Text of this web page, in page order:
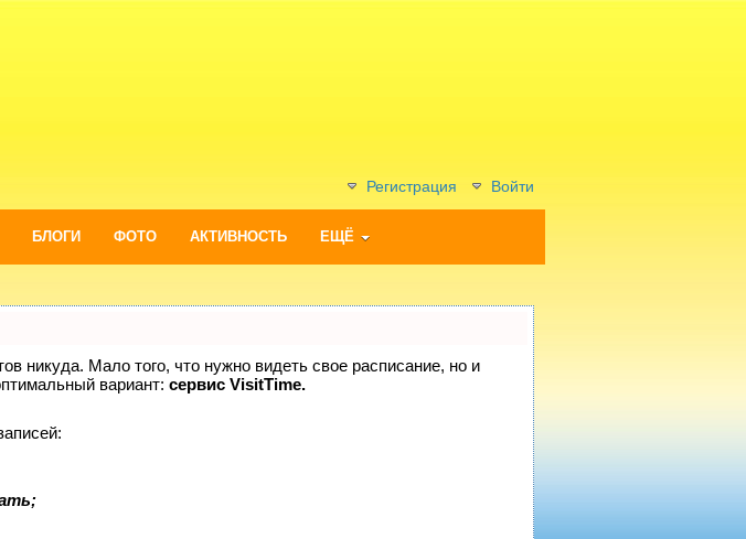
Регистрация Войти
БЛОГИ ФОТО АКТИВНОСТЬ ЕЩЁ
никуда. Мало того, что нужно видеть свое расписание, но и
вариант: сервис VisitTime.